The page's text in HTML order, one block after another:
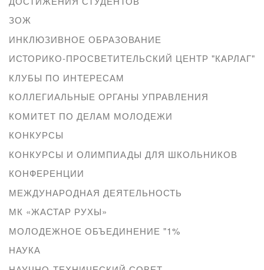
ЗОЖ
ИНКЛЮЗИВНОЕ ОБРАЗОВАНИЕ
ИСТОРИКО-ПРОСВЕТИТЕЛЬСКИЙ ЦЕНТР "КАРЛАГ"
КЛУБЫ ПО ИНТЕРЕСАМ
КОЛЛЕГИАЛЬНЫЕ ОРГАНЫ УПРАВЛЕНИЯ
КОМИТЕТ ПО ДЕЛАМ МОЛОДЕЖИ
КОНКУРСЫ
КОНКУРСЫ И ОЛИМПИАДЫ ДЛЯ ШКОЛЬНИКОВ
КОНФЕРЕНЦИИ
МЕЖДУНАРОДНАЯ ДЕЯТЕЛЬНОСТЬ
МК «ЖАСТАР РУХЫ»
МОЛОДЕЖНОЕ ОБЪЕДИНЕНИЕ "1%
НАУКА